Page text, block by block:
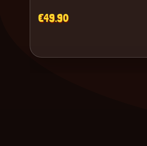
€49.90